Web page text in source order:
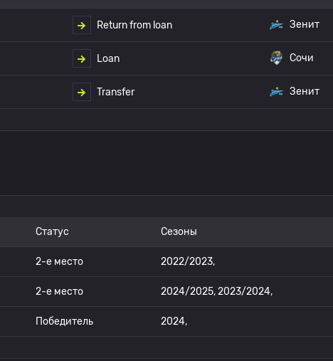
Return from loan Зенит
Loan Сочи
Transfer Зенит
Статус Сезоны
2-е место 2022/2023,
2-е место 2024/2025, 2023/2024,
Победитель 2024,